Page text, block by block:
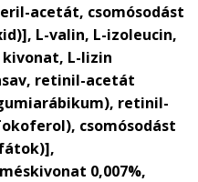
acetát, csomósodást
L-valin, L-izoleucin,
L-lizin
retinil-acetát
retinil-
csomósodást
0,007%,